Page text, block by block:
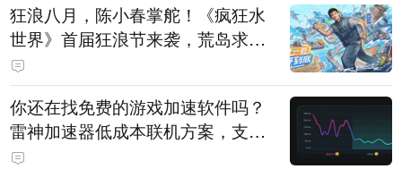
狂浪八月，陈小春掌舵！《疯狂水
世界》首届狂浪节来袭，荒岛求生
直播即将开启
你还在找免费的游戏加速软件吗？
雷神加速器低成本联机方案，支持
免费试用